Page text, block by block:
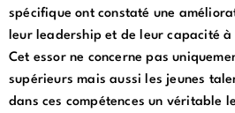
spécifique ont constaté une
leur leadership et de leur capacité
Cet essor ne concerne pas
supérieurs mais aussi les jeunes
dans ces compétences un véritable